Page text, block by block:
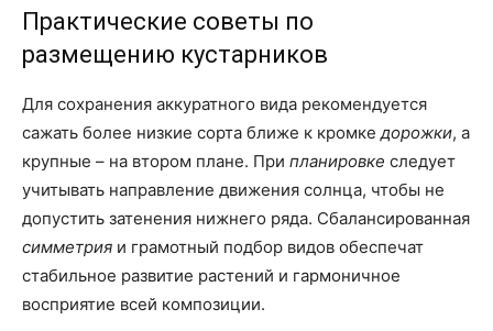
Практические советы по
размещению кустарников
Для сохранения аккуратного вида рекомендуется
сажать более низкие сорта ближе к кромкедорожки, а
крупные – на втором плане. При планировке следует
учитывать направление движения солнца, чтобы не
допустить затенения нижнего ряда. Сбалансированная
симметрия и грамотный подбор видов обеспечат
стабильное развитие растений и гармоничное
восприятие всей композиции.